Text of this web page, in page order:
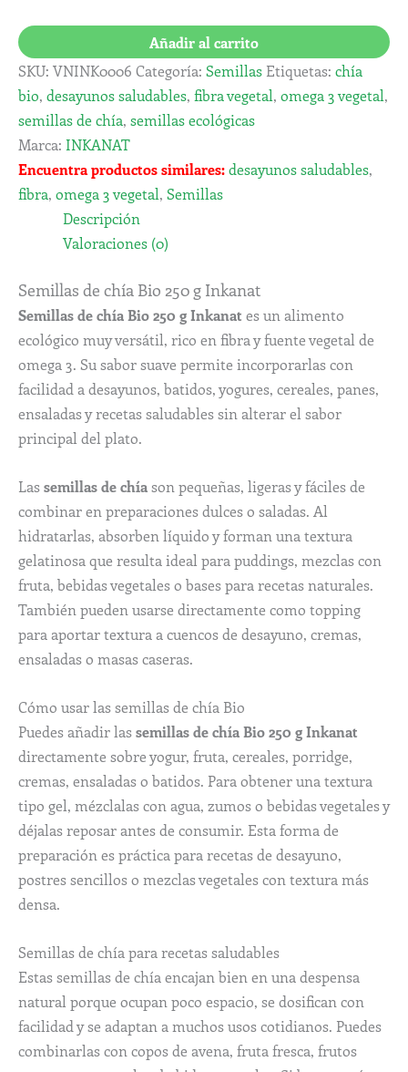
Añadir al carrito
SKU: VNINK0006 Categoría: Semillas Etiquetas: chía
bio, desayunos saludables, fibra vegetal, omega 3 vegetal,
semillas de chía, semillas ecológicas
Marca: INKANAT
Encuentra productos similares:desayunos saludables,
fibra, omega 3 vegetal, Semillas
Descripción
Valoraciones (0)
Semillas de chía Bio 250 g Inkanat
Semillas de chía Bio 250 g Inkanat es un alimento
ecológico muy versátil, rico en fibra y fuente vegetal de
omega 3. Su sabor suave permite incorporarlas con
facilidad a desayunos, batidos, yogures, cereales, panes,
ensaladas y recetas saludables sin alterar el sabor
principal del plato.
Lassemillas de chíason pequeñas, ligeras y fáciles de
combinar en preparaciones dulces o saladas. Al
hidratarlas, absorben líquido y forman una textura
gelatinosa que resulta ideal para puddings, mezclas con
fruta, bebidas vegetales o bases para recetas naturales.
También pueden usarse directamente como topping
para aportar textura a cuencos de desayuno, cremas,
ensaladas o masas caseras.
Cómo usar las semillas de chía Bio
Puedes añadir lassemillas de chía Bio 250 g Inkanat
directamente sobre yogur, fruta, cereales, porridge,
cremas, ensaladas o batidos. Para obtener una textura
tipo gel, mézclalas con agua, zumos o bebidas vegetales y
déjalas reposar antes de consumir. Esta forma de
preparación es práctica para recetas de desayuno,
postres sencillos o mezclas vegetales con textura más
densa.
Semillas de chía para recetas saludables
Estas semillas de chía encajan bien en una despensa
natural porque ocupan poco espacio, se dosifican con
facilidad y se adaptan a muchos usos cotidianos. Puedes
combinarlas con copos de avena, fruta fresca, frutos